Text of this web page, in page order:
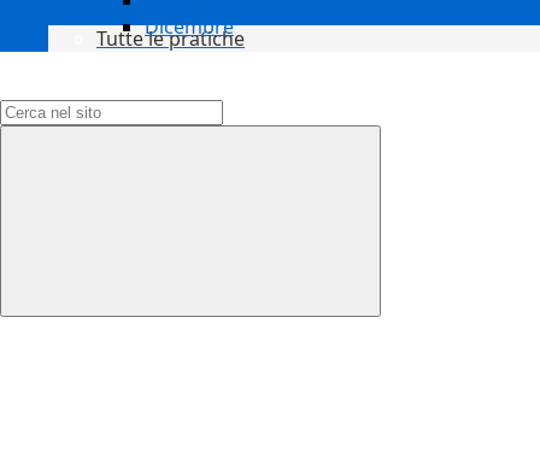
Tutte le pratiche
Dicembre